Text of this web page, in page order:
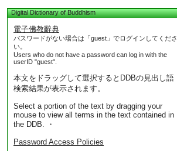
Digital Dictionary of Buddhism
電子佛教辭典
パスワードがない場合は「guest」でログインしてくださ
い。
Users who do not have a password can log in with the
userID "guest".
本文をドラッグして選択するとDDBの見出し語
検索結果が表示されます。
Select a portion of the text by dragging your
mouse to view all terms in the text contained in
the DDB. ・
Password Access Policies